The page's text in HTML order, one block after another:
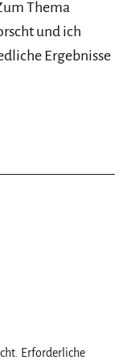
Thema
und ich
Ergebnisse
Erforderliche